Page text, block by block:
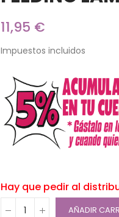
11,95 €
Impuestos incluidos
Hay que pedir al
AÑADIR